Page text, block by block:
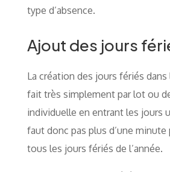
type d’absence.
Ajout des jours
La création des jours fériés dans
fait très simplement par lot ou
individuelle en entrant les jours
faut donc pas plus d’une minute
tous les jours fériés de l’année.